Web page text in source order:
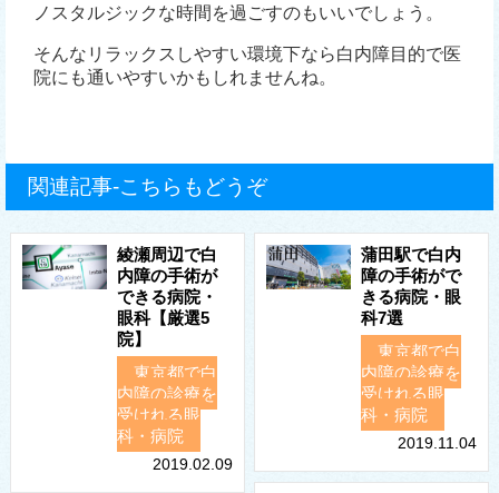
ノスタルジックな時間を過ごすのもいいでしょう。
そんなリラックスしやすい環境下なら白内障目的で医
院にも通いやすいかもしれませんね。
関連記事-こちらもどうぞ
綾瀬周辺で白
内障の手術が
できる病院・
眼科【厳選5
院】
東京都で白
内障の診療を
受けれる眼
科・病院
2019.02.09
蒲田駅で白内
障の手術がで
きる病院・眼
科7選
東京都で白
内障の診療を
受けれる眼
科・病院
2019.11.04